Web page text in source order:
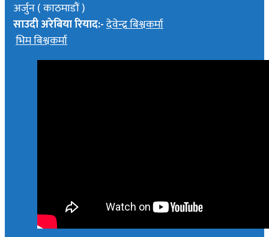
अर्जुन ( काठमाडौं )
साउदी अरेबिया रियाद:-देवेन्द्र बिश्वकर्मा
भिम बिश्वकर्मा